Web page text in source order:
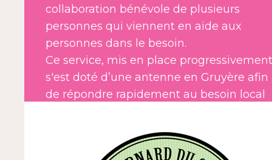
collaboration bénévole de plusieurs
personnes qui viennent en aide aux
personnes dans le besoin.
Ce service, mis en place
s'est doté d’une antenne en Gruyère afin
de répondre rapidement au besoin local